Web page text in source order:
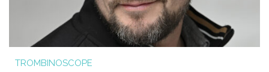
TROMBINOSCOPE